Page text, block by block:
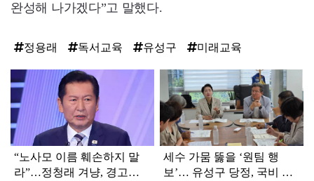
완성해 나가겠다”고 말했다.
정용래 독서교육 유성구 미래교육
탑
라
인
“노사모 이름 훼손하지 말
라”…정청래 겨냥, 경고장
세수 가뭄 뚫을 ‘원팀 행
보’… 유성구 당정, 국비 확